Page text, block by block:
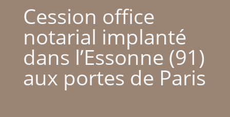
Cession office
notarial implanté
dans l’Essonne (91)
aux portes de Paris